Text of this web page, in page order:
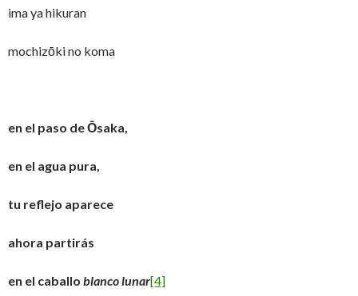
ima ya hikuran
mochizōki no koma
en el paso de Ōsaka,
en el agua pura,
tu reflejo aparece
ahora partirás
en el caballo blanco lunar[4]